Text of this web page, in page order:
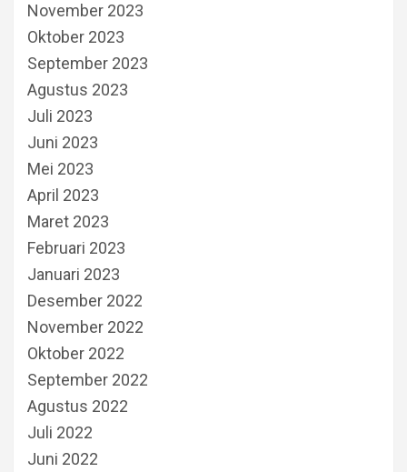
November 2023
Oktober 2023
September 2023
Agustus 2023
Juli 2023
Juni 2023
Mei 2023
April 2023
Maret 2023
Februari 2023
Januari 2023
Desember 2022
November 2022
Oktober 2022
September 2022
Agustus 2022
Juli 2022
Juni 2022